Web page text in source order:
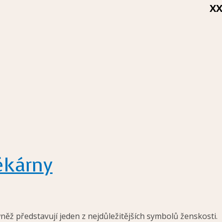
představují jeden z nejdůležitějších symbolů ženskosti.
XX